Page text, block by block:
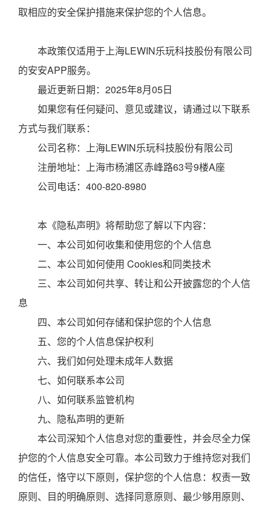
取相应的安全保护措施来保护您的个人信息。
本政策仅适用于上海LEWIN乐玩科技股份有限公司
的安安APP服务。
最近更新日期：2025年8月05日
如果您有任何疑问、意见或建议，请通过以下联系
方式与我们联系：
公司名称：上海LEWIN乐玩科技股份有限公司
注册地址：上海市杨浦区赤峰路63号9楼A座
公司电话：400-820-8980
本《隐私声明》将帮助您了解以下内容：
一、本公司如何收集和使用您的个人信息
二、本公司如何使用 Cookies和同类技术
三、本公司如何共享、转让和公开披露您的个人信
息
四、本公司如何存储和保护您的个人信息
五、您的个人信息保护权利
六、我们如何处理未成年人数据
七、如何联系本公司
八、如何联系监管机构
九、隐私声明的更新
本公司深知个人信息对您的重要性，并会尽全力保
护您的个人信息安全可靠。本公司致力于维持您对我们
的信任，恪守以下原则，保护您的个人信息：权责一致
原则、目的明确原则、选择同意原则、最少够用原则、